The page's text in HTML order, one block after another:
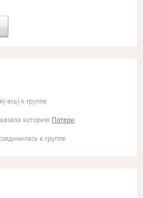
ась) к группе
историю Потери
к группе